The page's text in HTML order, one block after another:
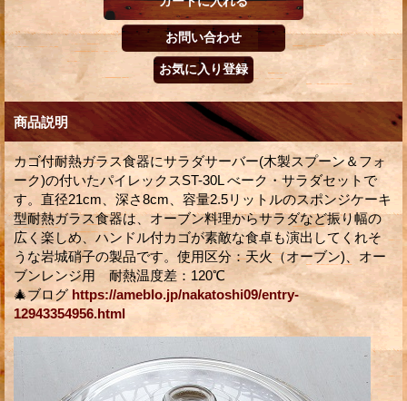
商品説明
カゴ付耐熱ガラス食器にサラダサーバー(木製スプーン＆フォ
ーク)の付いたパイレックスST-30L べーク・サラダセットで
す。直径21cm、深さ8cm、容量2.5リットルのスポンジケーキ
型耐熱ガラス食器は、オーブン料理からサラダなど振り幅の
広く楽しめ、ハンドル付カゴが素敵な食卓も演出してくれそ
うな岩城硝子の製品です。使用区分：天火（オーブン)、オー
ブンレンジ用 耐熱温度差：120℃
🎄ブログ https://ameblo.jp/nakatoshi09/entry-
12943354956.html